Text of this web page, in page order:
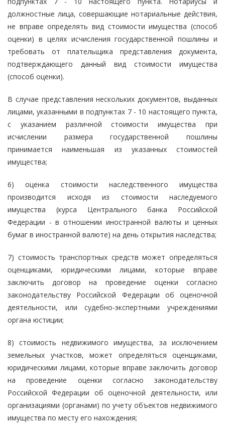
должностные лица, совершающие нотариальные действия,
не вправе определять вид стоимости имущества (способ
оценки) в целях исчисления государственной пошлины и
требовать от плательщика представления документа,
подтверждающего данный вид стоимости имущества
(способ оценки).
В случае представления нескольких документов, выданных
лицами, указанными в подпунктах 7 - 10 настоящего пункта,
с указанием различной стоимости имущества при
исчислении размера государственной пошлины
принимается наименьшая из указанных стоимостей
имущества;
6) оценка стоимости наследственного имущества
производится исходя из стоимости наследуемого
имущества (курса Центрального банка Российской
Федерации - в отношении иностранной валюты и ценных
бумаг в иностранной валюте) на день открытия наследства;
7) стоимость транспортных средств может определяться
оценщиками, юридическими лицами, которые вправе
заключить договор на проведение оценки согласно
законодательству Российской Федерации об оценочной
деятельности, или судебно-экспертными учреждениями
органа юстиции;
8) стоимость недвижимого имущества, за исключением
земельных участков, может определяться оценщиками,
юридическими лицами, которые вправе заключить договор
на проведение оценки согласно законодательству
Российской Федерации об оценочной деятельности, или
организациями (органами) по учету объектов недвижимого
имущества по месту его нахождения;